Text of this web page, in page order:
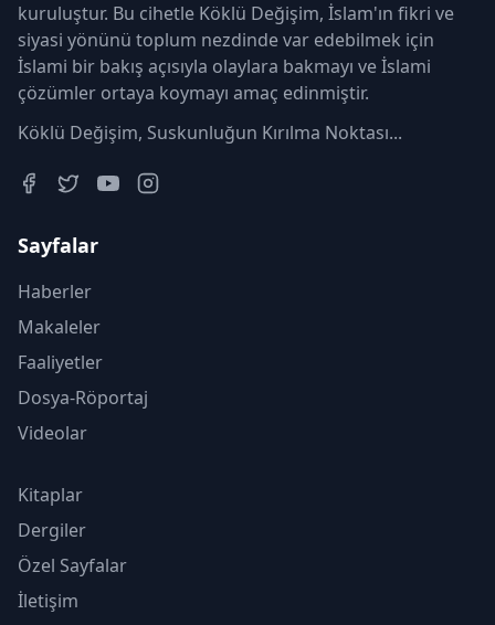
kuruluştur. Bu cihetle Köklü Değişim, İslam'ın fikri ve
siyasi yönünü toplum nezdinde var edebilmek için
İslami bir bakış açısıyla olaylara bakmayı ve İslami
çözümler ortaya koymayı amaç edinmiştir.
Köklü Değişim, Suskunluğun Kırılma Noktası...
Sayfalar
Haberler
Makaleler
Faaliyetler
Dosya-Röportaj
Videolar
Kitaplar
Dergiler
Özel Sayfalar
İletişim